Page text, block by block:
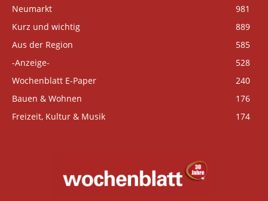
Neumarkt
981
Kurz und wichtig
889
Aus der Region
585
-Anzeige-
528
Wochenblatt E-Paper
240
Bauen & Wohnen
176
Freizeit, Kultur & Musik
174